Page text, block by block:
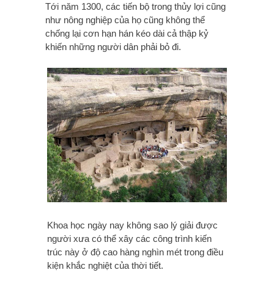
Tới năm 1300, các tiến bộ trong thủy lợi cũng
như nông nghiệp của họ cũng không thể
chống lại cơn hạn hán kéo dài cả thập kỷ
khiến những người dân phải bỏ đi.
Khoa học ngày nay không sao lý giải được
người xưa có thể xây các công trình kiến
trúc này ở độ cao hàng nghìn mét trong điều
kiện khắc nghiệt của thời tiết.